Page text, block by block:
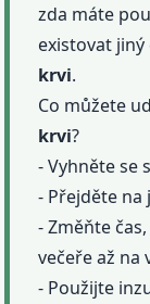
zda máte
existovat
krvi.
Co můžete
krvi?
- Vyhněte se
- Přejděte na
- Změňte
večeře až na
- Použijte